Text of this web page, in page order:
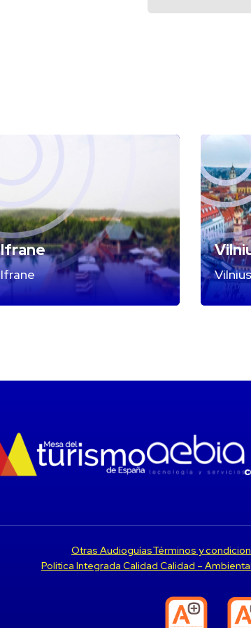
Ifrane
Ifrane Vilnius
Otras AudioguíasTérminos y
Politica Integrada Calidad Calidad –